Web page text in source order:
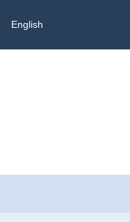
English